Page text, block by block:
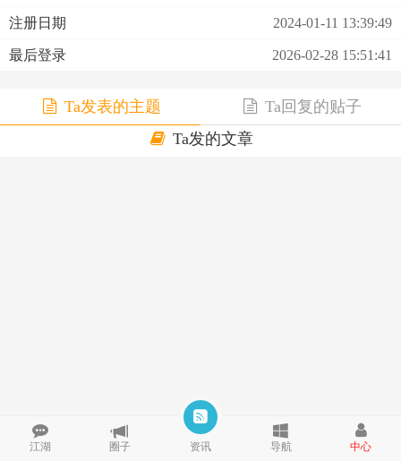
注册日期 2024-01-11 13:39:49
最后登录 2026-02-28 15:51:41
Ta发表的主题
Ta回复的贴子
Ta发的文章
江湖 圈子 资讯 导航 中心